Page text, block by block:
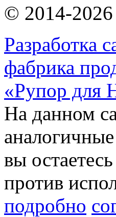
© 2014-2026
Разработка
фабрика
«Рупор для
На данном
вы
против
подробно